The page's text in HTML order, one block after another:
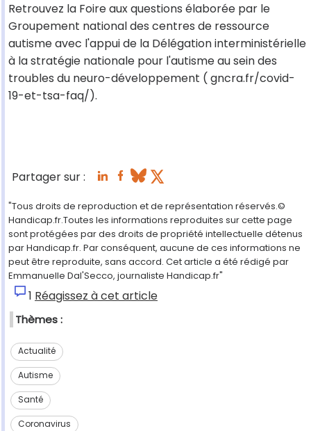
Retrouvez la Foire aux questions élaborée par le
Groupement national des centres de ressource
autisme avec l'appui de la Délégation interministérielle
à la stratégie nationale pour l'autisme au sein des
troubles du neuro-développement ( gncra.fr/covid-
19-et-tsa-faq/).
Partager sur :
"Tous droits de reproduction et de représentation réservés.©
Handicap.fr.Toutes les informations reproduites sur cette page
sont protégées par des droits de propriété intellectuelle détenus
par Handicap.fr. Par conséquent, aucune de ces informations ne
peut être reproduite, sans accord. Cet article a été rédigé par
Emmanuelle Dal'Secco, journaliste Handicap.fr"
1 Réagissez à cet article
Thèmes :
Actualité
Autisme
Santé
Coronavirus